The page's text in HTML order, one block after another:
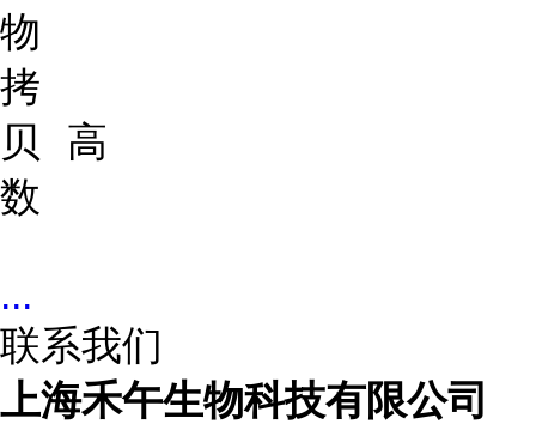
物
拷
贝
数
高
...
联系我们
上海禾午生物科技有限公司